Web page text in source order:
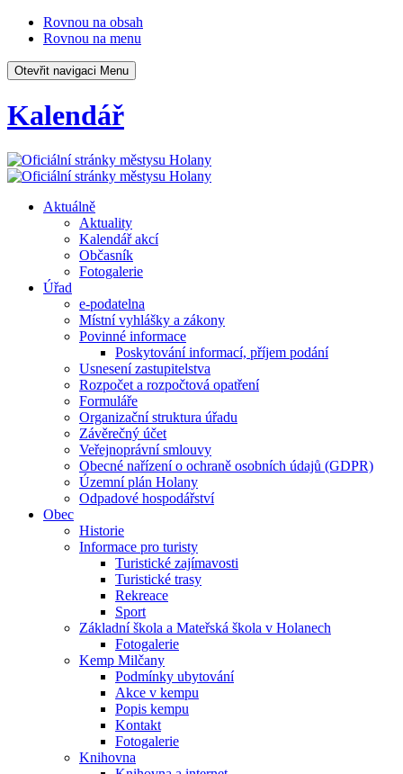
Rovnou na obsah
Rovnou na menu
Otevřit navigaci Menu
Kalendář
Aktuálně
Aktuality
Kalendář akcí
Občasník
Fotogalerie
Úřad
e-podatelna
Místní vyhlášky a zákony
Povinné informace
Poskytování informací, příjem podání
Usnesení zastupitelstva
Rozpočet a rozpočtová opatření
Formuláře
Organizační struktura úřadu
Závěrečný účet
Veřejnoprávní smlouvy
Obecné nařízení o ochraně osobních údajů (GDPR)
Územní plán Holany
Odpadové hospodářství
Obec
Historie
Informace pro turisty
Turistické zajímavosti
Turistické trasy
Rekreace
Sport
Základní škola a Mateřská škola v Holanech
Fotogalerie
Kemp Milčany
Podmínky ubytování
Akce v kempu
Popis kempu
Kontakt
Fotogalerie
Knihovna